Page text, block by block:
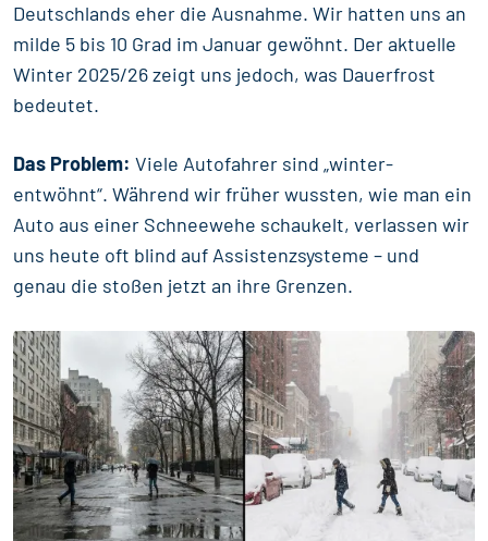
Deutschlands eher die Ausnahme. Wir hatten uns an
milde 5 bis 10 Grad im Januar gewöhnt. Der aktuelle
Winter 2025/26 zeigt uns jedoch, was Dauerfrost
bedeutet.
Das Problem: Viele Autofahrer sind „winter-
entwöhnt“. Während wir früher wussten, wie man ein
Auto aus einer Schneewehe schaukelt, verlassen wir
uns heute oft blind auf Assistenzsysteme – und
genau die stoßen jetzt an ihre Grenzen.